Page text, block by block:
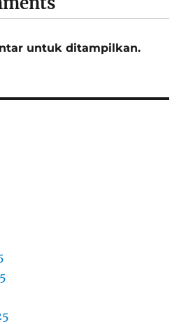
untuk ditampilkan.